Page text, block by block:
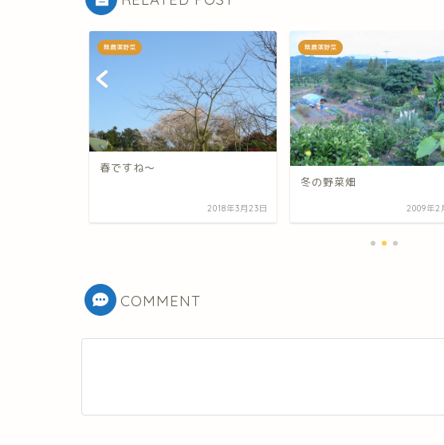
無農薬野菜
春ですね～
2018年3月23日
無農薬野菜
冬の野菜畑
2009年2
COMMENT